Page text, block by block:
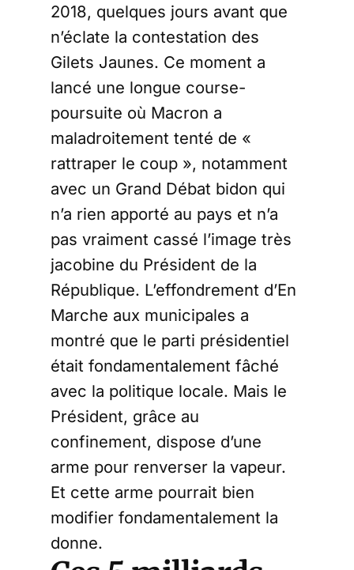
2018, quelques jours avant que
n’éclate la contestation des
Gilets Jaunes. Ce moment a
lancé une longue course-
poursuite où Macron a
maladroitement tenté de «
rattraper le coup », notamment
avec un Grand Débat bidon qui
n’a rien apporté au pays et n’a
pas vraiment cassé l’image très
jacobine du Président de la
République. L’effondrement d’En
Marche aux municipales a
montré que le parti présidentiel
était fondamentalement fâché
avec la politique locale. Mais le
Président, grâce au
confinement, dispose d’une
arme pour renverser la vapeur.
Et cette arme pourrait bien
modifier fondamentalement la
donne.